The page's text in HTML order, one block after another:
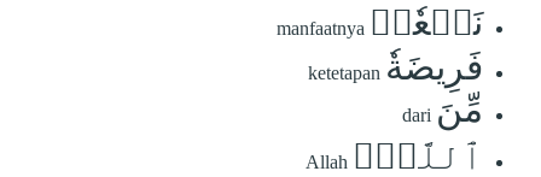
نَفۡعٗاۚ manfaatnya
فَرِيضَةٗ ketetapan
مِّنَ dari
ٱللَّهِۗ Allah